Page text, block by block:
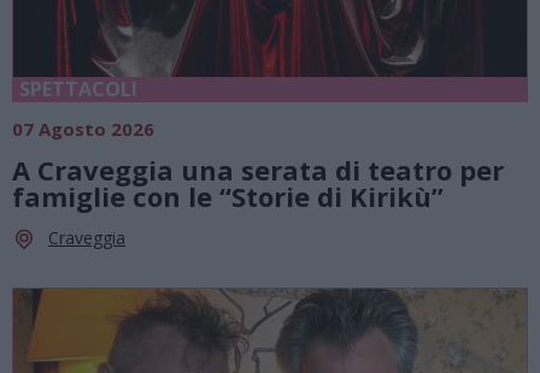
SPETTACOLI
07 Agosto 2026
A Craveggia una serata di teatro per
famiglie con le “Storie di Kirikù”
Craveggia